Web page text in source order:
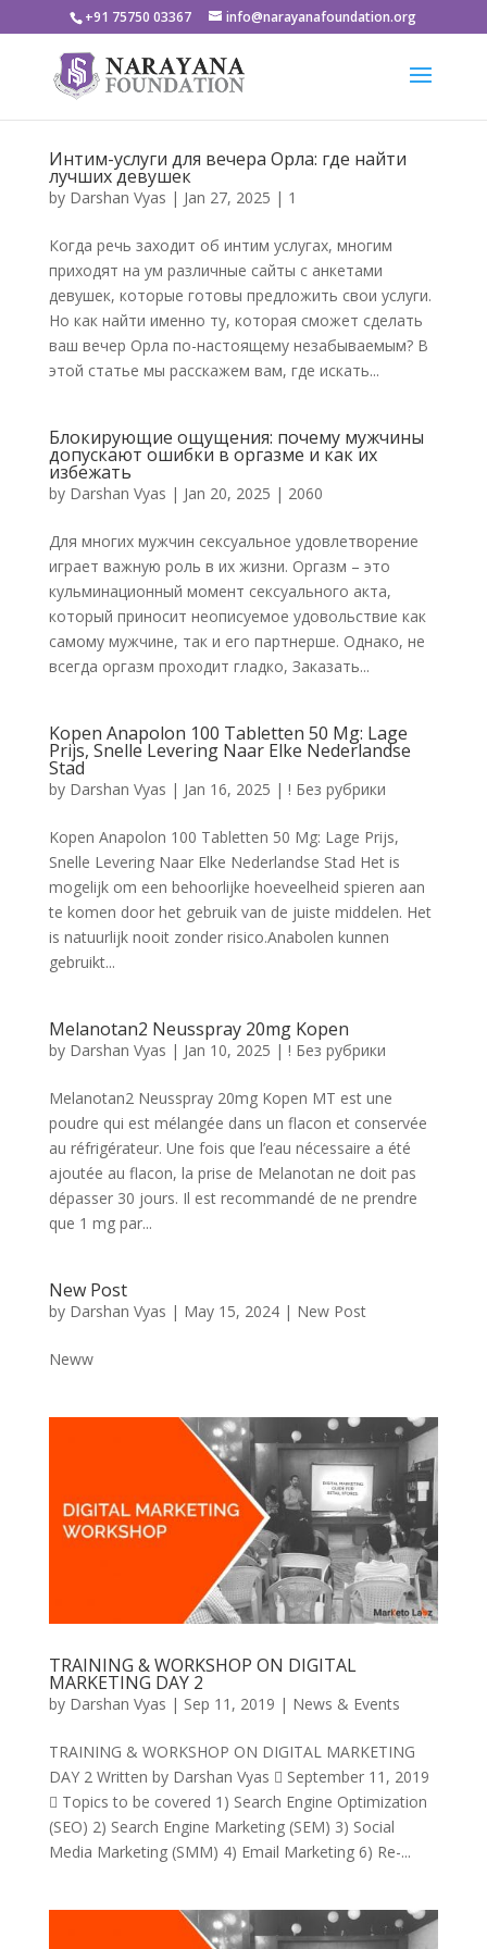
+91 75750 03367 info@narayanafoundation.org
Интим-услуги для вечера Орла: где найти
лучших девушек
by Darshan Vyas | Jan 27, 2025 | 1
Когда речь заходит об интим услугах, многим
приходят на ум различные сайты с анкетами
девушек, которые готовы предложить свои услуги.
Но как найти именно ту, которая сможет сделать
ваш вечер Орла по-настоящему незабываемым? В
этой статье мы расскажем вам, где искать...
Блокирующие ощущения: почему мужчины
допускают ошибки в оргазме и как их
избежать
by Darshan Vyas | Jan 20, 2025 | 2060
Для многих мужчин сексуальное удовлетворение
играет важную роль в их жизни. Оргазм – это
кульминационный момент сексуального акта,
который приносит неописуемое удовольствие как
самому мужчине, так и его партнерше. Однако, не
всегда оргазм проходит гладко, Заказать...
Kopen Anapolon 100 Tabletten 50 Mg: Lage
Prijs, Snelle Levering Naar Elke Nederlandse
Stad
by Darshan Vyas | Jan 16, 2025 | ! Без рубрики
Kopen Anapolon 100 Tabletten 50 Mg: Lage Prijs,
Snelle Levering Naar Elke Nederlandse Stad Het is
mogelijk om een behoorlijke hoeveelheid spieren aan
te komen door het gebruik van de juiste middelen. Het
is natuurlijk nooit zonder risico.Anabolen kunnen
gebruikt...
Melanotan2 Neusspray 20mg Kopen
by Darshan Vyas | Jan 10, 2025 | ! Без рубрики
Melanotan2 Neusspray 20mg Kopen MT est une
poudre qui est mélangée dans un flacon et conservée
au réfrigérateur. Une fois que l’eau nécessaire a été
ajoutée au flacon, la prise de Melanotan ne doit pas
dépasser 30 jours. Il est recommandé de ne prendre
que 1 mg par...
New Post
by Darshan Vyas | May 15, 2024| New Post
Neww
TRAINING & WORKSHOP ON DIGITAL
MARKETING DAY 2
by Darshan Vyas | Sep 11, 2019 | News & Events
TRAINING & WORKSHOP ON DIGITAL MARKETING
DAY 2 Written by Darshan Vyas  September 11, 2019
 Topics to be covered 1) Search Engine Optimization
(SEO) 2) Search Engine Marketing (SEM) 3) Social
Media Marketing (SMM) 4) Email Marketing 6) Re-...